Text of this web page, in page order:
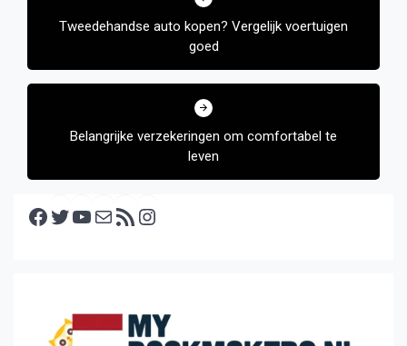
Tweedehandse auto kopen? Vergelijk voertuigen
goed
Belangrijke verzekeringen om comfortabel te
leven
Facebook Twitter YouTube E-mail RSS feed